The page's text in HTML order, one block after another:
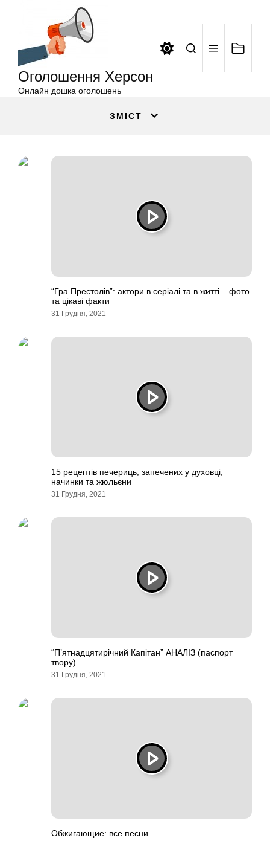
Оголошення Херсон
Онлайн дошка оголошень
ЗМІСТ
“Гра Престолів”: актори в серіалі та в житті – фото
та цікаві факти
31 Грудня, 2021
15 рецептів печериць, запечених у духовці,
начинки та жюльєни
31 Грудня, 2021
“П’ятнадцятирічний Капітан” АНАЛІЗ (паспорт
твору)
31 Грудня, 2021
Обжигающие: все песни